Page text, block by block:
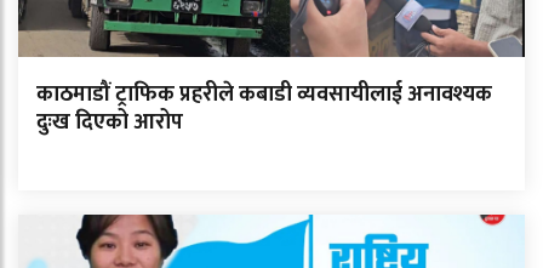
काठमाडौं ट्राफिक प्रहरीले कबाडी व्यवसायीलाई अनावश्यक
दुःख दिएको आरोप